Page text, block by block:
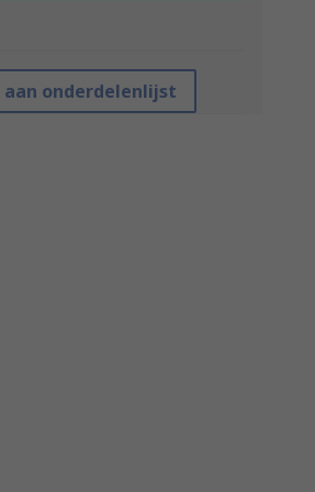
aan onderdelenlijst